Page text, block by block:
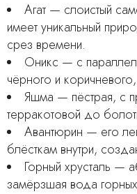
Агат — слоистый
имеет уникальный
срез времени.
Оникс — с
чёрного и
Яшма — пёстрая, с
терракотовой до
Авантюрин — его
блёсткам внутри,
Горный хрусталь —
замёрзшая вода